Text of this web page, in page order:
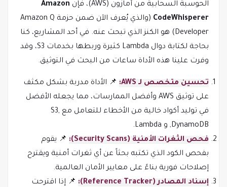
الحوسبة السحابية من أمازون (AWS)، فإن
Amazon
CodeWhisperer
(والذي يُعرف الآن ضمن حزمة Amazon Q
Developer) هو الكنز الذي تبحث عنه. في أحد المشاريع، كنا
بحاجة لكتابة دوال Lambda كثيرة وربطها بخدمات S3، وقد
وفرت علينا هذه الأداة ساعات من البحث في التوثيق.
تحسين متخصص لـ AWS:
📌 الأداة مدربة بشكل مكثف
على توثيق AWS وأفضل الممارسات، مما يجعله الأفضل
في توليد أكواد خالية من الأخطاء للتعامل مع S3,
DynamoDB, و Lambda.
فحص الثغرات الأمنية (Security Scans):
📌 يقوم
بفحص الكود الذي تكتبه بحثاً عن أي ثغرات أمنية ويقترح
إصلاحات فورية بناءً على معايير الأمان العالمية.
إسناد المصادر (Reference Tracker):
📌 إذا اقترحت